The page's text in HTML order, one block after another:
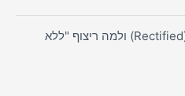
מדע החיתוך: מהו אריח מנוסר (Rectified) ולמה ריצוף "ללא